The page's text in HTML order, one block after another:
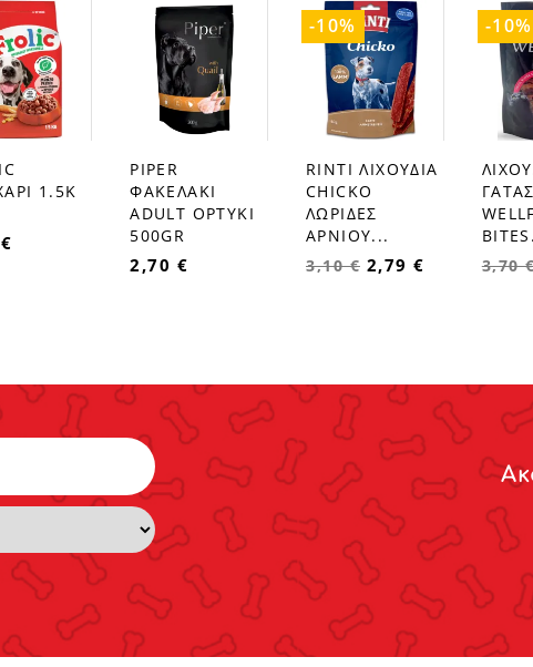
1.5Κ
favorite_border
PIPER
ΦΑΚΕΛΑΚΙ
ADULT ΟΡΤΥΚΙ
500GR
2,70 €
favorite_border
RINTI ΛΙΧΟΥΔΙΑ
CHICKO
ΛΩΡΙΔΕΣ
ΑΡΝΙΟΥ...
3,10 € 2,79 €
-10%
favorite_border
ΓΑΤΑΣ
3,70
-10%